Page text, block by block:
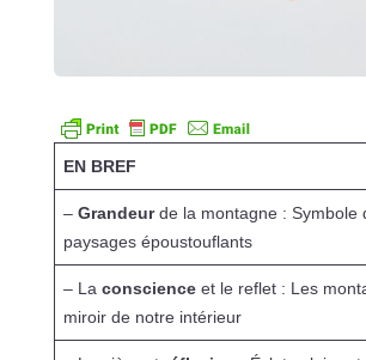
EN BREF
– Grandeurde la montagne : Symbole
paysages époustouflants
– La conscienceet le reflet : Les
miroir de notre intérieur